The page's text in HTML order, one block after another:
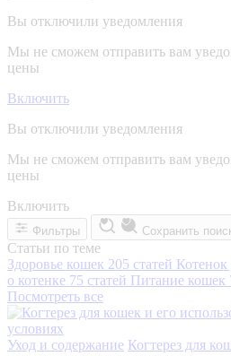
Вы отключили уведомления
Мы не сможем отправить вам
цены
Включить
Вы отключили уведомления
Мы не сможем отправить вам
цены
Включить
Фильтры Сохранить
Статьи по теме
Здоровье кошек 205 статей Котенок
о котенке 75 статей Питание кошек
Посмотреть все
Уход и содержание Когтерез для